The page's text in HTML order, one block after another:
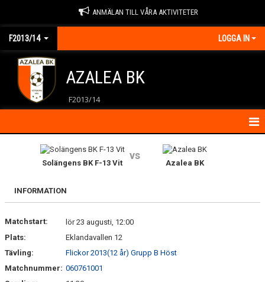
ANMÄLAN TILL VÅRA AKTIVITETER
F2013/14 LOGGA IN
AZALEA BK
F2013/14
KONTAKT
MATCHER
Solängens BK F-13 Vit
vs
Azalea BK
INFORMATION
Matchstart:
lör 23 augusti, 12:00
Plats:
Eklandavallen 12
Tävling:
Flickor 2013(12 år) Grupp B Höst
Matchnummer: 060761001